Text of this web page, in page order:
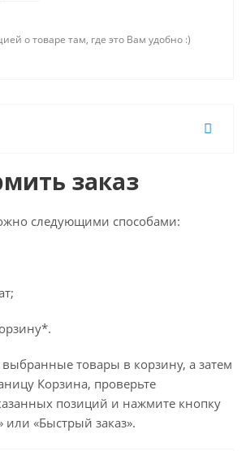
о товаре там, где это Вам удобно :)
заказ
следующими способами:
выбранные товары в корзину, а затем
Корзина, проверьте
позиций и нажмите кнопку
или «Быстрый заказ».